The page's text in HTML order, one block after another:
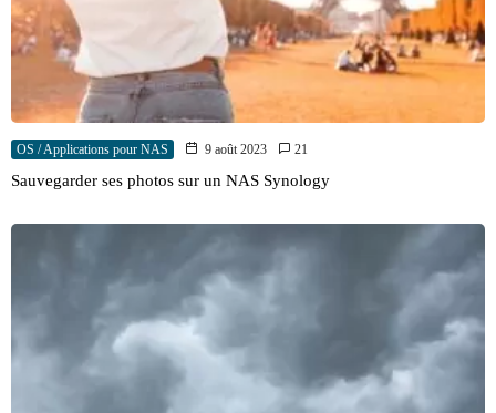
OS / Applications pour NAS 9 août 2023 21
Sauvegarder ses photos sur un NAS Synology